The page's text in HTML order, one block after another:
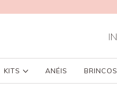
KITS ANÉIS BRINCOS